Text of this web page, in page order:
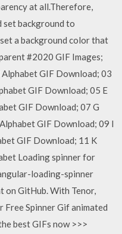
at all.Therefore,
set background to
a background color that
#2020 GIF Images;
GIF Download; 03
GIF Download; 05 E
GIF Download; 07 G
GIF Download; 09 I
GIF Download; 11 K
Loading spinner for
loading-spinner
on GitHub. With Tenor,
Free Spinner Gif animated
best GIFs now >>>